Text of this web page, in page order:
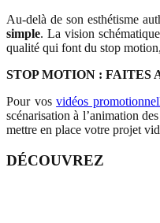
Au-delà de son esthétisme
simple. La vision
qualité qui font du stop
STOP MOTION : FAITES
Pour vosvidéos
scénarisation à l’animation
mettre en place votre projet
DÉCOUVREZ